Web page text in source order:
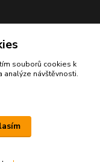
souborů cookies k
návštěvnosti.